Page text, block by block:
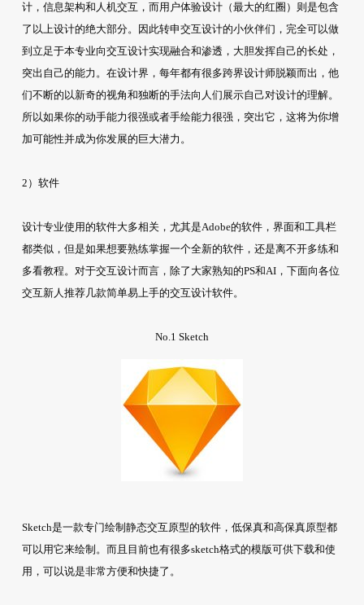
计，信息架构和人机交互，而用户体验设计（最大的红圈）则是包含
了以上设计的绝大部分。因此转申交互设计的小伙伴们，完全可以做
到立足于本专业向交互设计实现融合和渗透，大胆发挥自己的长处，
突出自己的能力。在设计界，每年都有很多跨界设计师脱颖而出，他
们不断的以新奇的视角和独断的手法向人们展示自己对设计的理解。
所以如果你的动手能力很强或者手绘能力很强，突出它，这将为你增
加可能性并成为你发展的巨大潜力。
2）软件
设计专业使用的软件大多相关，尤其是Adobe的软件，界面和工具栏
都类似，但是如果想要熟练掌握一个全新的软件，还是离不开多练和
多看教程。对于交互设计而言，除了大家熟知的PS和AI，下面向各位
交互新人推荐几款简单易上手的交互设计软件。
No.1 Sketch
Sketch是一款专门绘制静态交互原型的软件，低保真和高保真原型都
可以用它来绘制。而且目前也有很多sketch格式的模版可供下载和使
用，可以说是非常方便和快捷了。